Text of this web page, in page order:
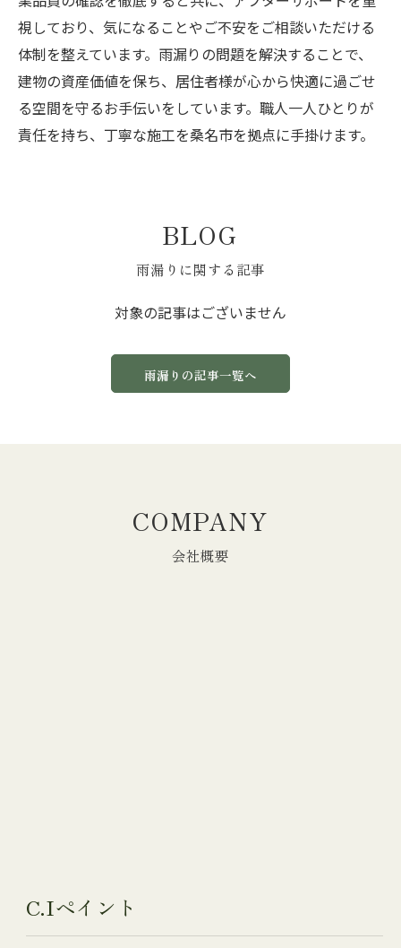
視しており、気になることやご不安をご相談いただける
体制を整えています。雨漏りの問題を解決することで、
建物の資産価値を保ち、居住者様が心から快適に過ごせ
る空間を守るお手伝いをしています。職人一人ひとりが
責任を持ち、丁寧な施工を桑名市を拠点に手掛けます。
BLOG
雨漏りに関する記事
対象の記事はございません
雨漏りの記事一覧へ
COMPANY
会社概要
C.Iペイント